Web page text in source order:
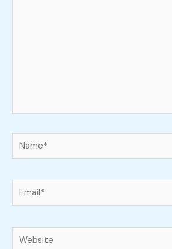
Name*
Email*
Website